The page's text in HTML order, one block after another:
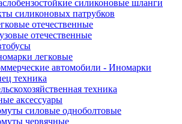
силиконовые шланги
силиконовых патрубков
отечественные
отечественные
легковые
автомобили - Иномарки
техника
техника
аксессуары
силовые одноболтовые
червячные